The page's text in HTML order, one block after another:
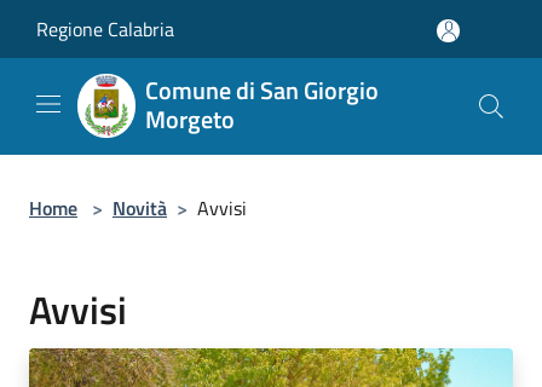
Regione Calabria
Comune di San Giorgio
Morgeto
Home > Novità > Avvisi
Avvisi